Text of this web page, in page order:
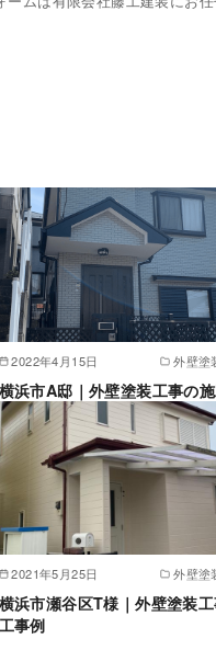
2022年4月15日 外壁塗
横浜市A邸｜外壁塗装工事の
2021年5月25日 外壁塗
横浜市瀬谷区T様｜外壁塗装
工事例